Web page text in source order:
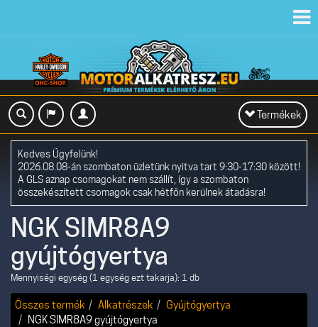
Toggle
navigation
Termékek
Kedves Ügyfelünk!
2026.08.08-án szombaton üzletünk nyitva tart 9:30-17:30 között!
A GLS aznap csomagokat nem szállít, így a szombaton
összekészített csomagok csak hétfőn kerülnek átadásra!
NGK SIMR8A9
gyújtógyertya
Mennyiségi egység (1 egység ezt takarja): 1 db
Összes termék Alkatrészek
Gyújtógyertya
NGK SIMR8A9 gyújtógyertya